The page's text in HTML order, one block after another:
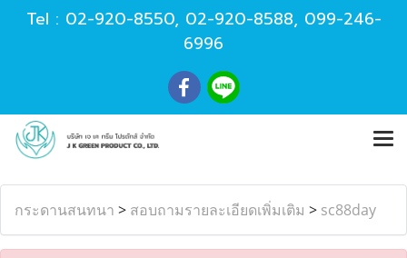
Tel : 02-920-8550, 02-920-8588, 099-246-
6996
กระดานสนทนา > สอบถามรายละเอียดเพิ่มเติม > sc88day